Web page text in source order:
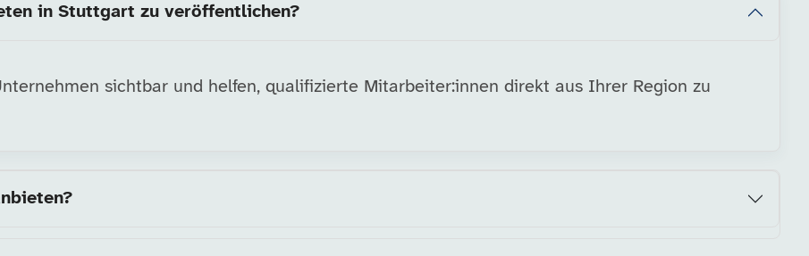
in Stuttgart zu veröffentlichen?
sichtbar und helfen, qualifizierte Mitarbeiter:innen direkt aus Ihrer Region zu